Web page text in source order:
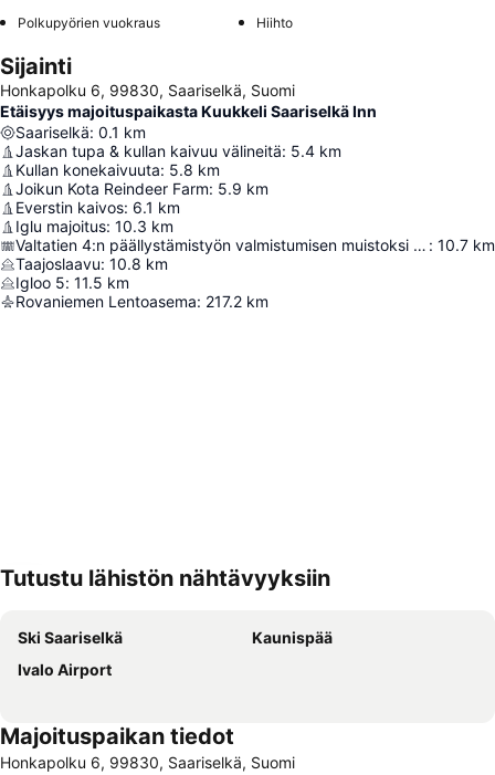
Polkupyörien vuokraus Hiihto
Sijainti
Honkapolku 6, 99830, Saariselkä, Suomi
Etäisyys majoituspaikasta Kuukkeli Saariselkä Inn
Saariselkä: 0.1 km
Jaskan tupa & kullan kaivuu välineitä: 5.4 km
Kullan konekaivuuta: 5.8 km
Joikun Kota Reindeer Farm: 5.9 km
Everstin kaivos: 6.1 km
Iglu majoitus: 10.3 km
Valtatien 4:n päällystämistyön valmistumisen muistoksi 5.9.1978 : 10.7 km
Taajoslaavu: 10.8 km
Igloo 5: 11.5 km
Rovaniemen Lentoasema: 217.2 km
Tutustu lähistön nähtävyyksiin
Ski Saariselkä
Kaunispää
Ivalo Airport
Majoituspaikan tiedot
Honkapolku 6, 99830, Saariselkä, Suomi